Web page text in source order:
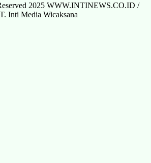
2025 WWW.INTINEWS.CO.ID /
Inti Media Wicaksana